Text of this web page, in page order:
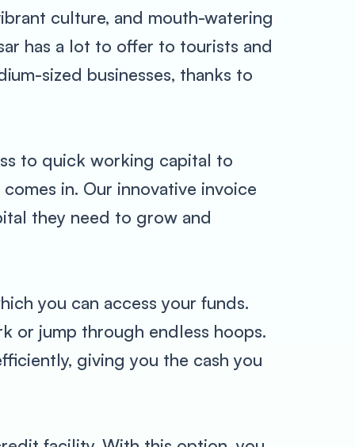
culture, and mouth-watering
has a lot to offer to tourists and
sized businesses, thanks to
to quick working capital to
in. Our innovative invoice
they need to grow and
you can access your funds.
or jump through endless hoops.
giving you the cash you